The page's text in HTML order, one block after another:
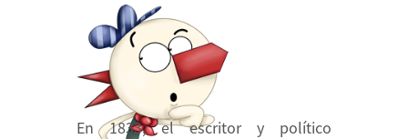
En 1833, el escritor y político